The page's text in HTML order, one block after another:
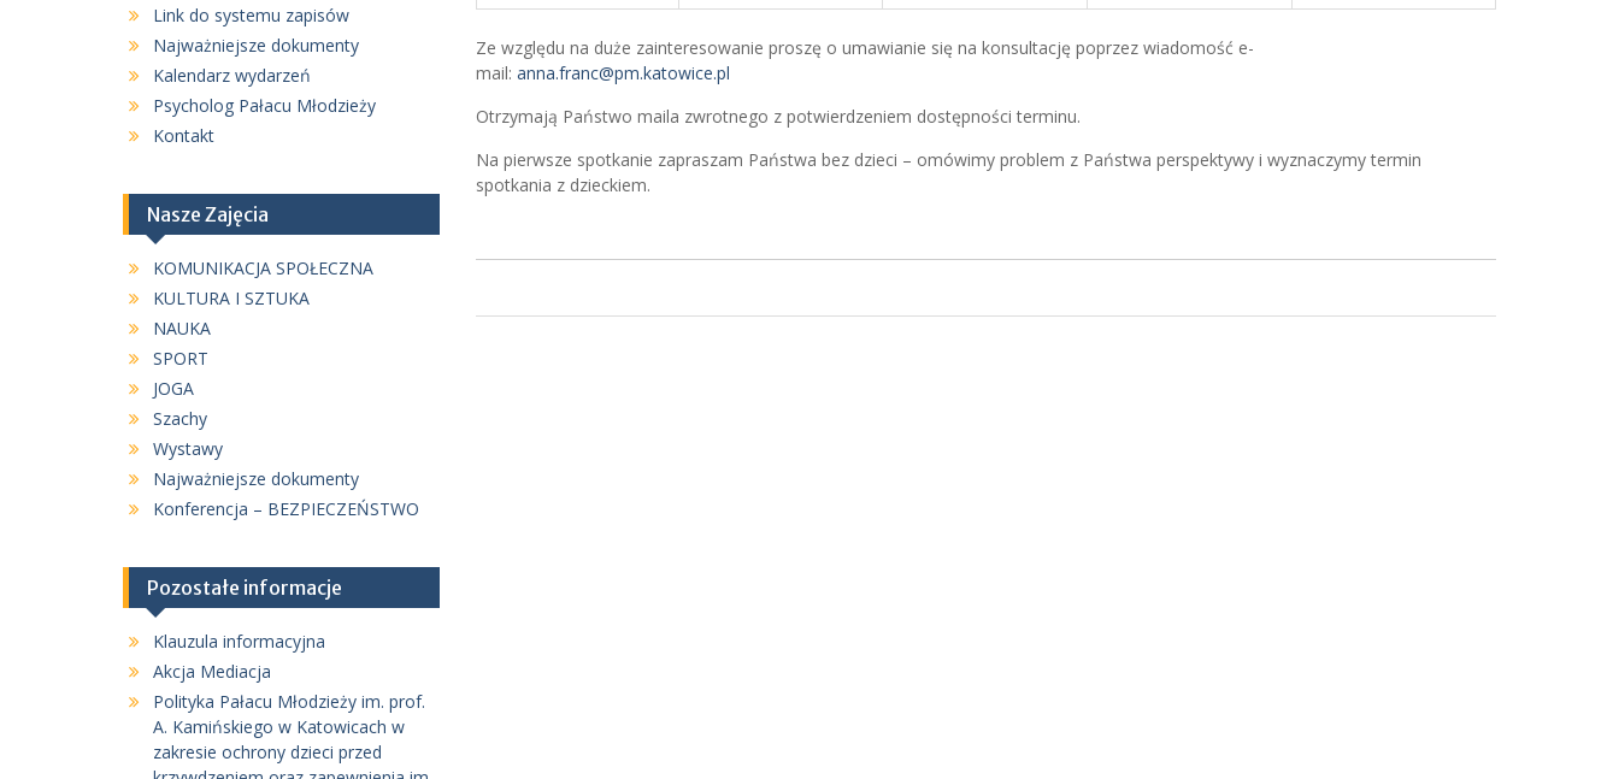
Ze względu na duże zainteresowanie proszę o umawianie się na konsultację poprzez wiadomość e-
mail: anna.franc@pm.katowice.pl
Otrzymają Państwo maila zwrotnego z potwierdzeniem dostępności terminu.
Na pierwsze spotkanie zapraszam Państwa bez dzieci – omówimy problem z Państwa perspektywy i wyznaczymy termin
spotkania z dzieckiem.
Link do systemu zapisów
Najważniejsze dokumenty
Kalendarz wydarzeń
Psycholog Pałacu Młodzieży
Kontakt
Nasze Zajęcia
KOMUNIKACJA SPOŁECZNA
KULTURA I SZTUKA
NAUKA
SPORT
JOGA
Szachy
Wystawy
Najważniejsze dokumenty
Konferencja – BEZPIECZEŃSTWO
Pozostałe informacje
Klauzula informacyjna
Akcja Mediacja
Polityka Pałacu Młodzieży im. prof.
A. Kamińskiego w Katowicach w
zakresie ochrony dzieci przed